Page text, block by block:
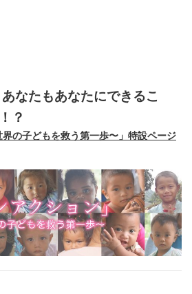
なたもあなたにできるこ
？
の子どもを救う第一歩〜」特設ページ